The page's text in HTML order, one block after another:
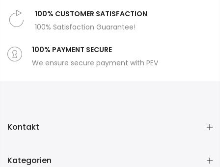
100% CUSTOMER SATISFACTION
100% Satisfaction Guarantee!
100% PAYMENT SECURE
We ensure secure payment with PEV
Kontakt
Kategorien